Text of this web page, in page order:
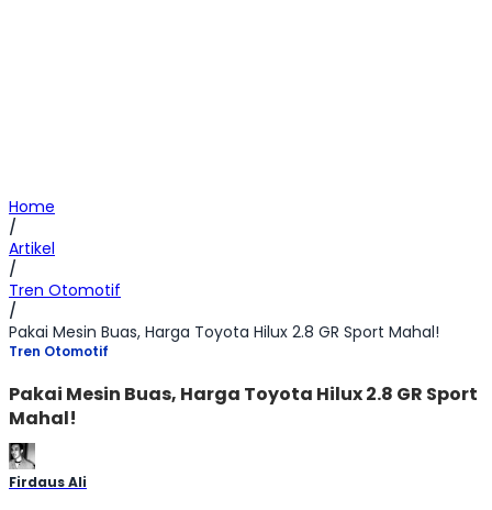
Home
/
Artikel
/
Tren Otomotif
/
Pakai Mesin Buas, Harga Toyota Hilux 2.8 GR Sport Mahal!
Tren Otomotif
Pakai Mesin Buas, Harga Toyota Hilux 2.8 GR Sport
Mahal!
Firdaus Ali